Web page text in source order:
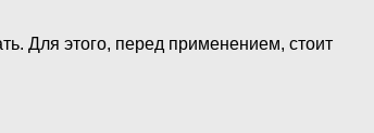
Для этого, перед применением, стоит